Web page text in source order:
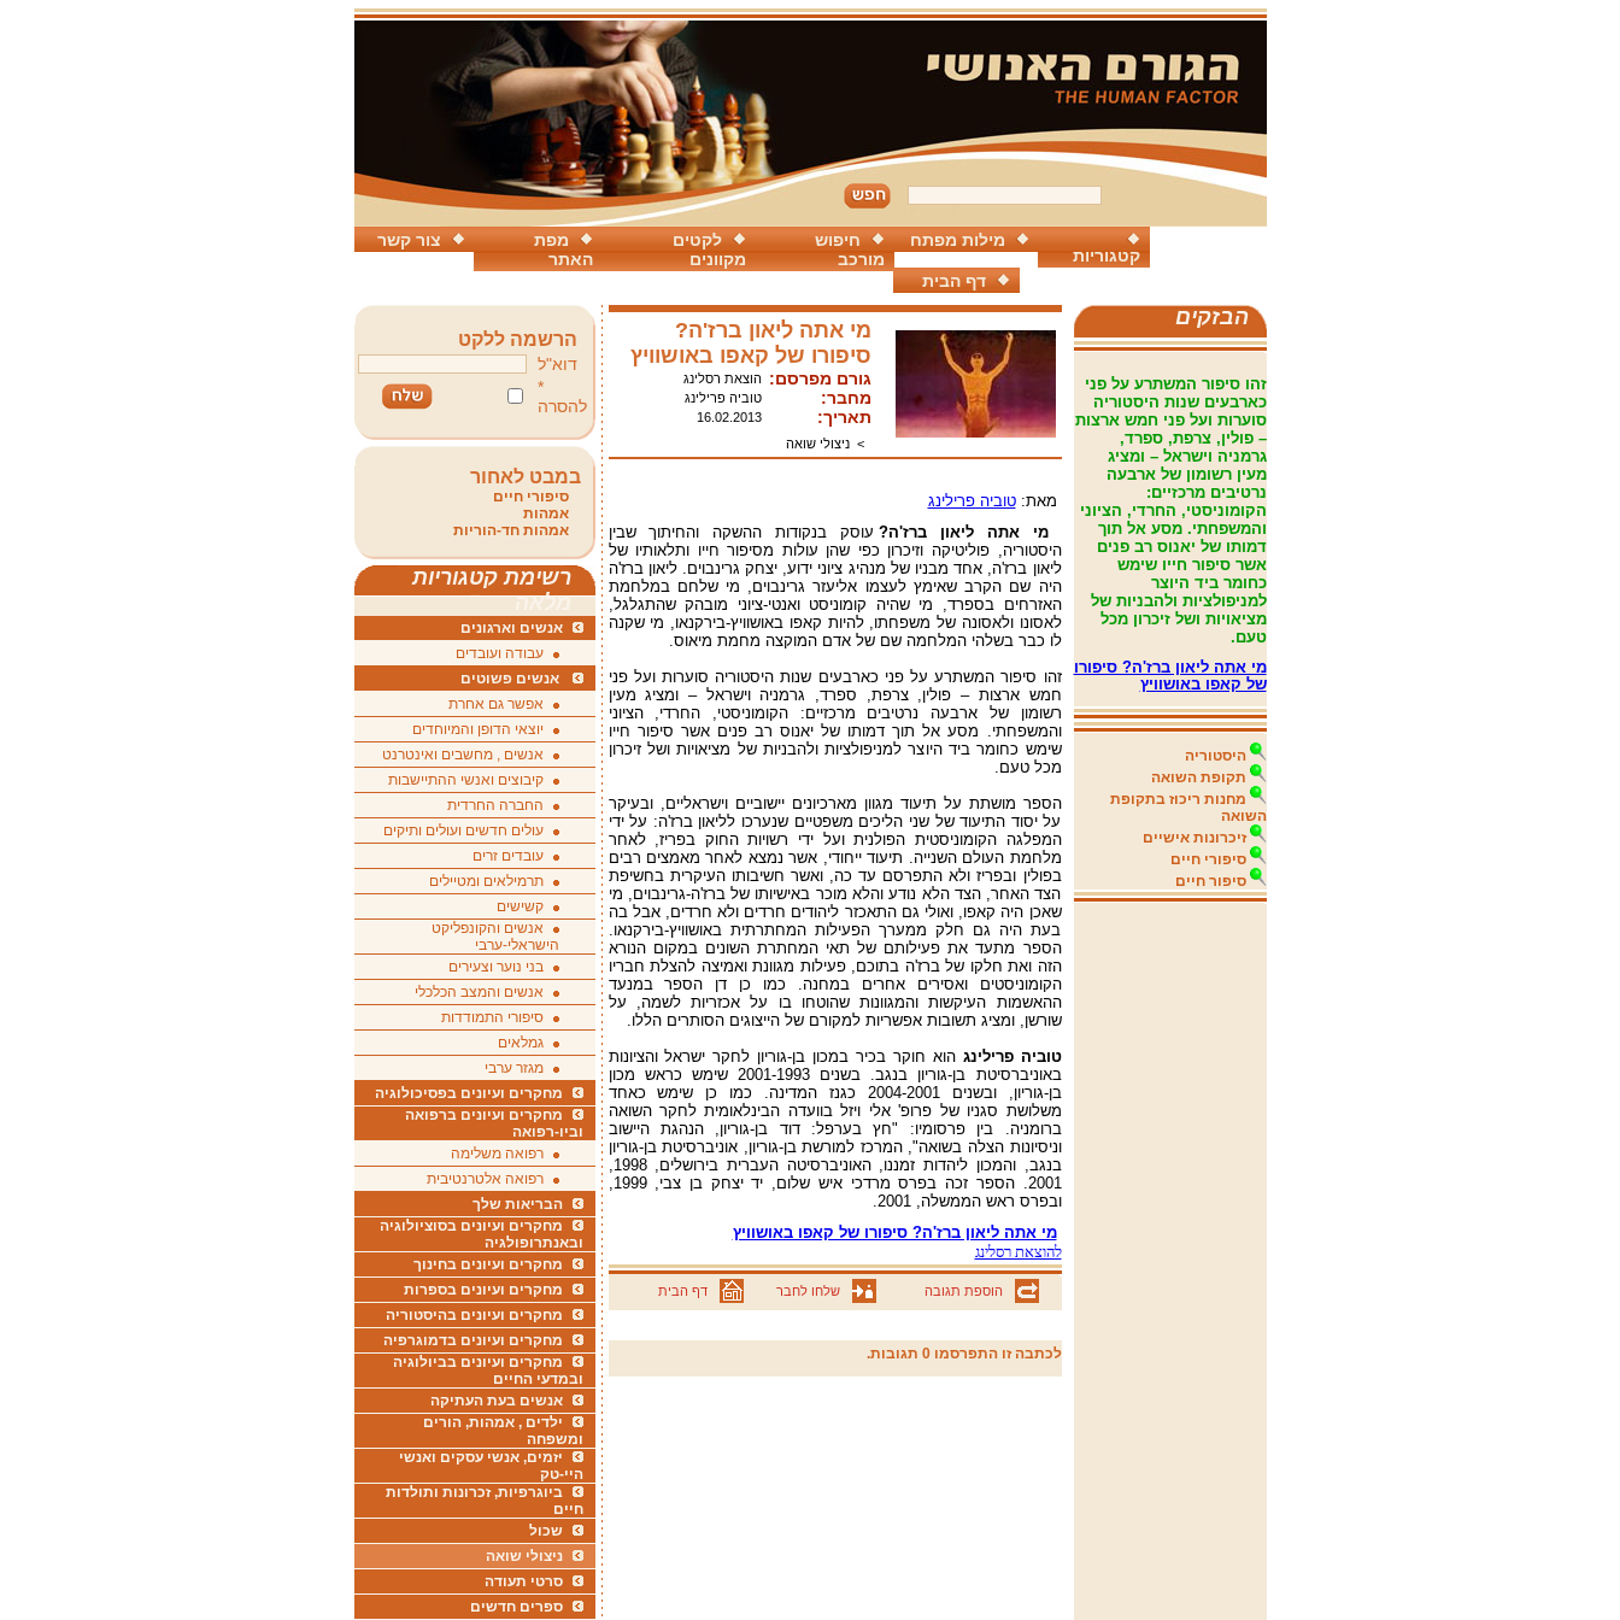
צור קשר
מפת
האתר
לקטים
מקוונים
חיפוש
מורכב
מילות מפתח
קטגוריות
דף הבית
הבזקים
זהו סיפור המשתרע על פני
כארבעים שנות היסטוריה
סוערות ועל פני חמש ארצות
– פולין, צרפת, ספרד,
גרמניה וישראל – ומציג
מעין רשומון של ארבעה
נרטיבים מרכזיים:
הקומוניסטי, החרדי, הציוני
והמשפחתי. מסע אל תוך
דמותו של יאנוס רב פנים
אשר סיפור חייו שימש
כחומר ביד היוצר
למניפולציות ולהבניות של
מציאויות ושל זיכרון מכל
טעם.
מי אתה ליאון ברז'ה? סיפורו
של קאפו באושוויץ
היסטוריה
תקופת השואה
מחנות ריכוז בתקופת
השואה
זיכרונות אישיים
סיפורי חיים
סיפור חיים
מי אתה ליאון ברז'ה?
סיפורו של קאפו באושוויץ
גורם מפרסם: הוצאת רסלינג
מחבר: טוביה פרילינג
תאריך:
16.02.2013
>ניצולי שואה
מאת:טוביה פרילינג
מי אתה ליאון ברז'ה? עוסק בנקודות ההשקה והחיתוך שבין
היסטוריה, פוליטיקה וזיכרון כפי שהן עולות מסיפור חייו ותלאותיו של
ליאון ברז'ה, אחד מבניו של מנהיג ציוני ידוע, יצחק גרינבוים. ליאון ברז'ה
היה שם הקרב שאימץ לעצמו אליעזר גרינבוים, מי שלחם במלחמת
האזרחים בספרד, מי שהיה קומוניסט ואנטי-ציוני מובהק שהתגלגל,
לאסונו ולאסונה של משפחתו, להיות קאפו באושוויץ-בירקנאו, מי שקנה
לו כבר בשלהי המלחמה שם של אדם המוקצה מחמת מיאוס.
זהו סיפור המשתרע על פני כארבעים שנות היסטוריה סוערות ועל פני
חמש ארצות – פולין, צרפת, ספרד, גרמניה וישראל – ומציג מעין
רשומון של ארבעה נרטיבים מרכזיים: הקומוניסטי, החרדי, הציוני
והמשפחתי. מסע אל תוך דמותו של יאנוס רב פנים אשר סיפור חייו
שימש כחומר ביד היוצר למניפולציות ולהבניות של מציאויות ושל זיכרון
מכל טעם.
הספר מושתת על תיעוד מגוון מארכיונים יישוביים וישראליים, ובעיקר
על יסוד התיעוד של שני הליכים משפטיים שנערכו לליאון ברז'ה: על ידי
המפלגה הקומוניסטית הפולנית ועל ידי רשויות החוק בפריז, לאחר
מלחמת העולם השנייה. תיעוד ייחודי, אשר נמצא לאחר מאמצים רבים
בפולין ובפריז ולא התפרסם עד כה, ואשר חשיבותו העיקרית בחשיפת
הצד האחר, הצד הלא נודע והלא מוכר באישיותו של ברז'ה-גרינבוים, מי
שאכן היה קאפו, ואולי גם התאכזר ליהודים חרדים ולא חרדים, אבל בה
בעת היה גם חלק ממערך הפעילות המחתרתית באושוויץ-בירקנאו.
הספר מתעד את פעילותם של תאי המחתרת השונים במקום הנורא
הזה ואת חלקו של ברז'ה בתוכם, פעילות מגוונת ואמיצה להצלת חבריו
הקומוניסטים ואסירים אחרים במחנה. כמו כן דן הספר במנעד
ההאשמות העיקשות והמגוונות שהוטחו בו על אכזריות לשמה, על
שורשן, ומציג תשובות אפשריות למקורם של הייצוגים הסותרים הללו.
טוביה פרילינג הוא חוקר בכיר במכון בן-גוריון לחקר ישראל והציונות
באוניברסיטת בן-גוריון בנגב. בשנים 2001-1993 שימש כראש מכון
בן-גוריון, ובשנים 2004-2001 כגנז המדינה. כמו כן שימש כאחד
משלושת סגניו של פרופ' אלי ויזל בוועדה הבינלאומית לחקר השואה
ברומניה. בין פרסומיו: "חץ בערפל: דוד בן-גוריון, הנהגת היישוב
וניסיונות הצלה בשואה", המרכז למורשת בן-גוריון, אוניברסיטת בן-גוריון
בנגב, והמכון ליהדות זמננו, האוניברסיטה העברית בירושלים, 1998,
2001. הספר זכה בפרס מרדכי איש שלום, יד יצחק בן צבי, 1999,
ובפרס ראש הממשלה, 2001.
מי אתה ליאון ברז'ה? סיפורו של קאפו באושוויץ
להוצאת רסלינג
הוספת תגובה שלחו לחבר דף הבית
לכתבה זו התפרסמו 0 תגובות.
הרשמה ללקט
דוא"ל
*
להסרה
במבט לאחור
סיפורי חיים
אמהות
אמהות חד-הוריות
רשימת קטגוריות
מלאה
אנשים וארגונים
עבודה ועובדים
אנשים פשוטים
אפשר גם אחרת
יוצאי הדופן והמיוחדים
אנשים , מחשבים ואינטרנט
קיבוצים ואנשי ההתיישבות
החברה החרדית
עולים חדשים ועולים ותיקים
עובדים זרים
תרמילאים ומטיילים
קשישים
אנשים והקונפליקט
הישראלי-ערבי
בני נוער וצעירים
אנשים והמצב הכלכלי
סיפורי התמודדות
גמלאים
מגזר ערבי
מחקרים ועיונים בפסיכולוגיה
מחקרים ועיונים ברפואה
וביו-רפואה
רפואה משלימה
רפואה אלטרנטיבית
הבריאות שלך
מחקרים ועיונים בסוציולוגיה
ובאנתרופולגיה
מחקרים ועיונים בחינוך
מחקרים ועיונים בספרות
מחקרים ועיונים בהיסטוריה
מחקרים ועיונים בדמוגרפיה
מחקרים ועיונים בביולוגיה
ובמדעי החיים
אנשים בעת העתיקה
ילדים , אמהות, הורים
ומשפחה
יזמים, אנשי עסקים ואנשי
היי-טק
ביוגרפיות, זכרונות ותולדות
חיים
שכול
ניצולי שואה
סרטי תעודה
ספרים חדשים